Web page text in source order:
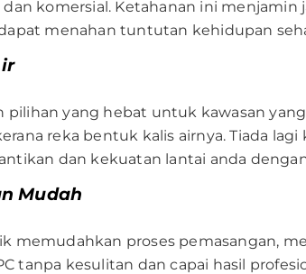
komersial. Ketahanan ini
menahan tuntutan kehidupan
pilihan yang hebat untuk kawasan
reka bentuk kalis airnya. Tiada
dan kekuatan lantai anda
Mudah
memudahkan proses pemasangan,
tanpa kesulitan dan capai hasil